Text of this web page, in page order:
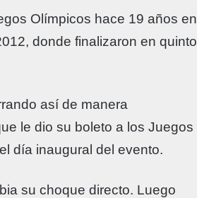
Olímpicos hace 19 años en
donde finalizaron en quinto
así de manera
le dio su boleto a los Juegos
día inaugural del evento.
su choque directo. Luego